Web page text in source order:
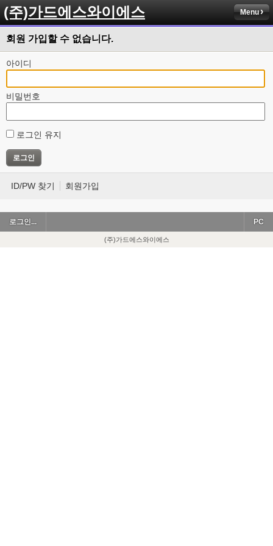
(주)가드에스와이에스 Menu
회원 가입할 수 없습니다.
아이디
비밀번호
로그인 유지
ID/PW 찾기 회원가입
로그인... PC
(주)가드에스와이에스